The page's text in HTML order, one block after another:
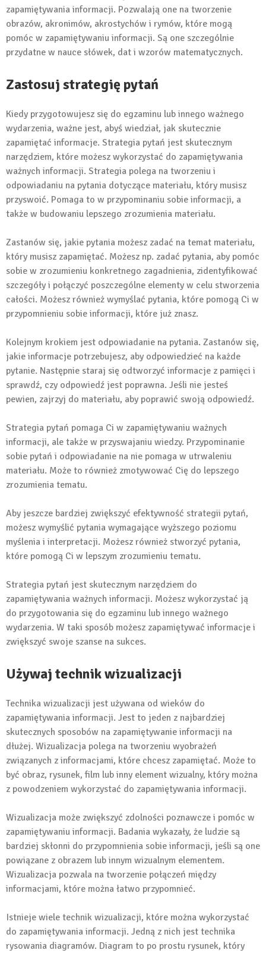
zapamiętywania informacji. Pozwalają one na tworzenie
obrazów, akronimów, akrostychów i rymów, które mogą
pomóc w zapamiętywaniu informacji. Są one szczególnie
przydatne w nauce słówek, dat i wzorów matematycznych.
Zastosuj strategię pytań
Kiedy przygotowujesz się do egzaminu lub innego ważnego
wydarzenia, ważne jest, abyś wiedział, jak skutecznie
zapamiętać informacje. Strategia pytań jest skutecznym
narzędziem, które możesz wykorzystać do zapamiętywania
ważnych informacji. Strategia polega na tworzeniu i
odpowiadaniu na pytania dotyczące materiału, który musisz
przyswoić. Pomaga to w przypominaniu sobie informacji, a
także w budowaniu lepszego zrozumienia materiału.
Zastanów się, jakie pytania możesz zadać na temat materiału,
który musisz zapamiętać. Możesz np. zadać pytania, aby pomóc
sobie w zrozumieniu konkretnego zagadnienia, zidentyfikować
szczegóły i połączyć poszczególne elementy w celu stworzenia
całości. Możesz również wymyślać pytania, które pomogą Ci w
przypomnieniu sobie informacji, które już znasz.
Kolejnym krokiem jest odpowiadanie na pytania. Zastanów się,
jakie informacje potrzebujesz, aby odpowiedzieć na każde
pytanie. Następnie staraj się odtworzyć informacje z pamięci i
sprawdź, czy odpowiedź jest poprawna. Jeśli nie jesteś
pewien, zajrzyj do materiału, aby poprawić swoją odpowiedź.
Strategia pytań pomaga Ci w zapamiętywaniu ważnych
informacji, ale także w przyswajaniu wiedzy. Przypominanie
sobie pytań i odpowiadanie na nie pomaga w utrwaleniu
materiału. Może to również zmotywować Cię do lepszego
zrozumienia tematu.
Aby jeszcze bardziej zwiększyć efektywność strategii pytań,
możesz wymyślić pytania wymagające wyższego poziomu
myślenia i interpretacji. Możesz również stworzyć pytania,
które pomogą Ci w lepszym zrozumieniu tematu.
Strategia pytań jest skutecznym narzędziem do
zapamiętywania ważnych informacji. Możesz wykorzystać ją
do przygotowania się do egzaminu lub innego ważnego
wydarzenia. W taki sposób możesz zapamiętywać informacje i
zwiększyć swoje szanse na sukces.
Używaj technik wizualizacji
Technika wizualizacji jest używana od wieków do
zapamiętywania informacji. Jest to jeden z najbardziej
skutecznych sposobów na zapamiętywanie informacji na
dłużej. Wizualizacja polega na tworzeniu wyobrażeń
związanych z informacjami, które chcesz zapamiętać. Może to
być obraz, rysunek, film lub inny element wizualny, który można
z powodzeniem wykorzystać do zapamiętywania informacji.
Wizualizacja może zwiększyć zdolności poznawcze i pomóc w
zapamiętywaniu informacji. Badania wykazały, że ludzie są
bardziej skłonni do przypomnienia sobie informacji, jeśli są one
powiązane z obrazem lub innym wizualnym elementem.
Wizualizacja pozwala na tworzenie połączeń między
informacjami, które można łatwo przypomnieć.
Istnieje wiele technik wizualizacji, które można wykorzystać
do zapamiętywania informacji. Jedną z nich jest technika
rysowania diagramów. Diagram to po prostu rysunek, który